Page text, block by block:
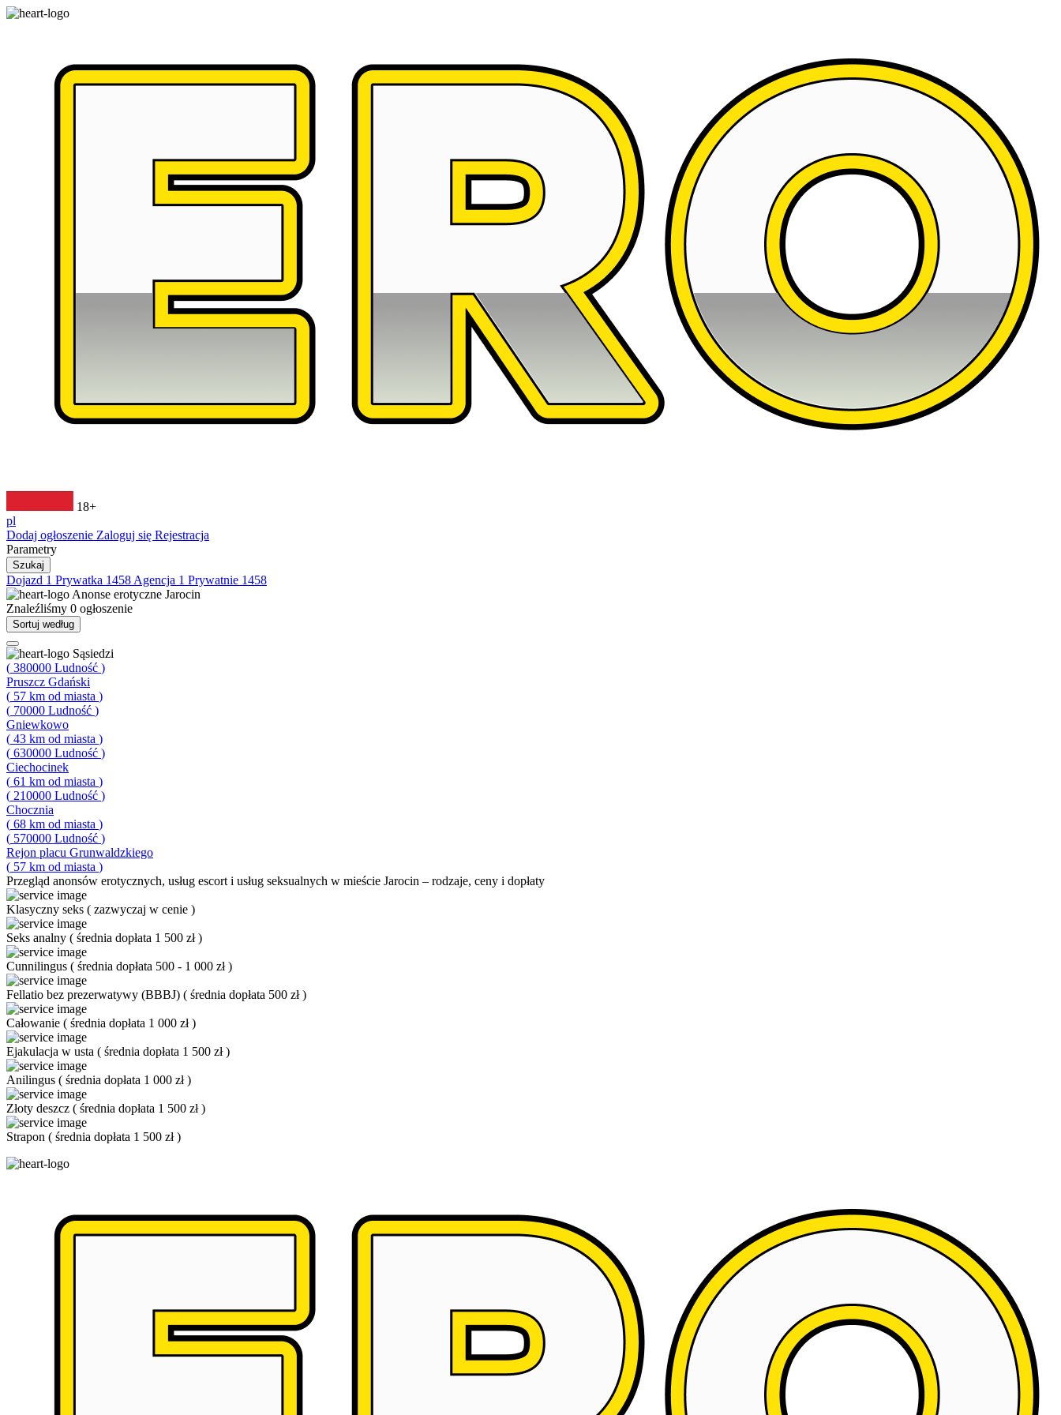
18+
pl
Dodaj ogłoszenie Zaloguj się Rejestracja
Parametry
Szukaj
Dojazd 1 Prywatka 1458 Agencja 1 Prywatnie 1458
Anonse erotyczne Jarocin
Znaleźliśmy 0 ogłoszenie
Sortuj według
Sąsiedzi
( 380000 Ludność )
Pruszcz Gdański
( 57 km od miasta )
( 70000 Ludność )
Gniewkowo
( 43 km od miasta )
( 630000 Ludność )
Ciechocinek
( 61 km od miasta )
( 210000 Ludność )
Chocznia
( 68 km od miasta )
( 570000 Ludność )
Rejon placu Grunwaldzkiego
( 57 km od miasta )
Przegląd anonsów erotycznych, usług escort i usług seksualnych w mieście Jarocin – rodzaje, ceny i dopłaty
Klasyczny seks ( zazwyczaj w cenie )
Seks analny ( średnia dopłata 1 500 zł)
Cunnilingus ( średnia dopłata 500 - 1 000 zł)
Fellatio bez prezerwatywy (BBBJ) ( średnia dopłata 500 zł)
Całowanie ( średnia dopłata 1 000 zł)
Ejakulacja w usta ( średnia dopłata 1 500 zł)
Anilingus ( średnia dopłata 1 000 zł)
Złoty deszcz ( średnia dopłata 1 500 zł)
Strapon ( średnia dopłata 1 500 zł)